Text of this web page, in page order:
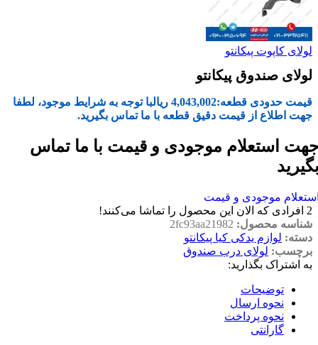
لولای کاپوت پیکانتو
لولای صندوق پیکانتو
قیمت حدودی قطعه:4,043,002 ریالبا توجه به شرایط موجود، لطفا
جهت اطلاع از قیمت دقیق قطعه با ما تماس بگیرید.
استعلام موجودی و قیمت با ما تماس
موجودی و قیمت
2 افرادی که الان این محصول را تماشا می‌کنند!
شناسه محصول: 2fc93aa21982
دسته: لوازم یدکی کیا پیکانتو
برچسب: لولای درب صندوق
به اشتراک بگذارید:
توضیحات
نحوه ارسال
نحوه پرداخت
گارانتی